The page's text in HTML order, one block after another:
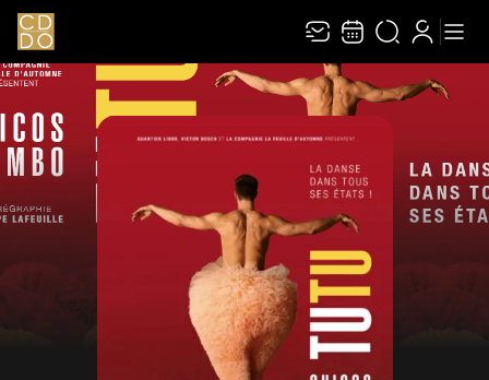
Recevez toute l’actualité en vous abonnant à
ENVOYER
Rivaj Group traite votre adresse électronique pour la gestion de votre
abonnement à la newsletter deLe Carré des Docks / Docks Océane
pouvez retirer votre consentement à tout moment. Pour en savoir plus,
politique de protection des données